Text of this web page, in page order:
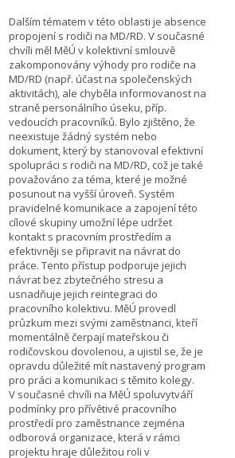
Dalším tématem v této oblasti je absence
propojení s rodiči na MD/RD. V současné
chvíli měl MěÚ v kolektivní smlouvě
zakomponovány výhody pro rodiče na
MD/RD (např. účast na společenských
aktivitách), ale chyběla informovanost na
straně personálního úseku, příp.
vedoucích pracovníků. Bylo zjištěno, že
neexistuje žádný systém nebo
dokument, který by stanovoval efektivní
spolupráci s rodiči na MD/RD, což je také
považováno za téma, které je možné
posunout na vyšší úroveň. Systém
pravidelné komunikace a zapojení této
cílové skupiny umožní lépe udržet
kontakt s pracovním prostředím a
efektivněji se připravit na návrat do
práce. Tento přístup podporuje jejich
návrat bez zbytečného stresu a
usnadňuje jejich reintegraci do
pracovního kolektivu. MěÚ provedl
průzkum mezi svými zaměstnanci, kteří
momentálně čerpají mateřskou či
rodičovskou dovolenou, a ujistil se, že je
opravdu důležité mít nastavený program
pro práci a komunikaci s těmito kolegy.
V současné chvíli na MěÚ spoluvytváří
podmínky pro přívětivé pracovního
prostředí pro zaměstnance zejména
odborová organizace, která v rámci
projektu hraje důležitou roli v